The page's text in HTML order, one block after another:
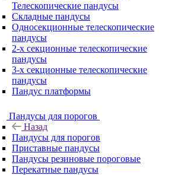
Телескопические пандусы
Складные пандусы
Односекционные телескопические
пандусы
2-х секционные телескопические
пандусы
3-х секционные телескопические
пандусы
Пандус платформы
Пандусы для порогов
Назад
Пандусы для порогов
Приставные пандусы
Пандусы резиновые пороговые
Перекатные пандусы